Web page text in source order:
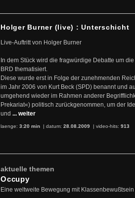
Holger Burner (live) : Unterschicht
Live-Auftritt von Holger Burner
In dem Stück wird die fragwürdige Debatte um
BRD thematisiert.
Diese wurde erst in Folge der zunehmenden
im Jahr 2006 von Kurt Beck (SPD) benannt und
umgehend wieder im Rahmen anderer
Prekariat«) politisch zurückgenommen, um der
und ... weiter
laenge: 3:20 min | datum: 28.08.2009 | video-hits: 913
aktuelle themen
Occupy
Eine weltweite Bewegung mit Klassenbewußtsein